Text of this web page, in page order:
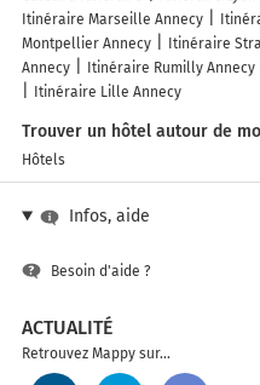
Itinéraire Marseille Annecy
Montpellier Annecy
Itinéraire
Annecy
Itinéraire Rumilly Annecy
Itinéraire Lille Annecy
Trouver un hôtel autour de
Hôtels
Infos, aide
Besoin d'aide ?
ACTUALITÉ
Retrouvez Mappy sur...